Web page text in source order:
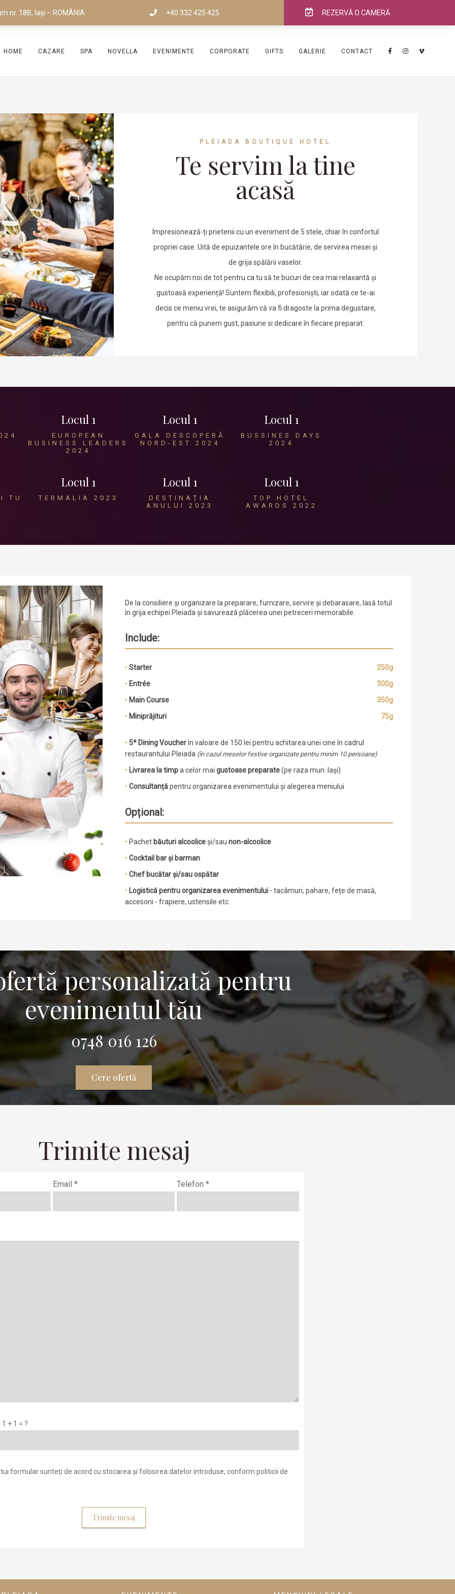
nr. 18B, Iași – ROMÂNIA +40 332 425 425 REZERVĂ O CAMERĂ
HOME CAZARE SPA NOVELLA EVENIMENTE CORPORATE GIFTS GALERIE CONTACT
PLEIADA BOUTIQUE HOTEL
Te servim la tine
acasă
Impresionează-ți prietenii cu un eveniment de 5 stele, chiar în confortul
propriei case. Uită de epuizantele ore în bucătărie, de servirea mesei și
de grija spălării vaselor.
Ne ocupăm noi de tot pentru ca tu să te bucuri de cea mai relaxantă și
gustoasă experiență! Suntem flexibili, profesioniști, iar odată ce te-ai
decis ce meniu vrei, te asigurăm că va fi dragoste la prima degustare,
pentru că punem gust, pasiune si dedicare în fiecare preparat.
Locul 1
EUROPEAN
BUSINESS LEADERS
2024
Locul 1
GALA DESCOPERĂ
NORD-EST 2024
Locul 1
BUSSINES DAYS
2024
TU
Locul 1
TERMALIA 2023
Locul 1
DESTINAȚIA
ANULUI 2023
Locul 1
TOP HOTEL
AWARDS 2022
De la consiliere și organizare la preparare, furnizare, servire și debarasare, lasă totul
în grija echipei Pleiada și savurează plăcerea unei petreceri memorabile.
Include:
• Starter
250g
• Entrée
300g
• Main Course
350g
• Miniprăjituri 75g
• 5* Dining Voucherîn valoare de 150 lei pentru achitarea unei cine în cadrul
restaurantului Pleiada (în cazul meselor festive organizate pentru minim 10 persoane)
• Livrarea la timpa celor mai gustoase preparate(pe raza mun. Iași)
• Consultanțăpentru organizarea evenimentului și alegerea meniului
Opțional:
• Pachet băuturi alcooliceși/sau non-alcoolice
• Cocktail bar și barman
• Chef bucătar și/sau ospătar
• Logistică pentru organizarea evenimentului - tacâmuri, pahare, fețe de masă,
accesorii - frapiere, ustensile etc.
personalizată pentru
evenimentul tău
0748 016 126
Cere ofertă
Trimite mesaj
Email * Telefon *
+ 1 = ?
formular sunteți de acord cu stocarea și folosirea datelor introduse, conform politicii de